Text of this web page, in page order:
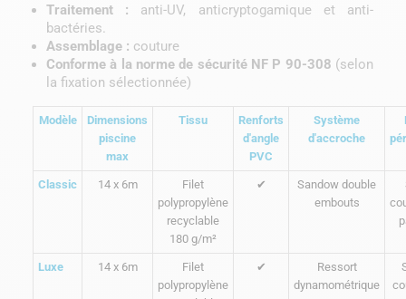
Traitement : anti-UV, anticryptogamique et anti-
bactéries.
Assemblage : couture
Conforme à la norme de sécurité NF P 90-308 (selon
la fixation sélectionnée)
Modèle
Dimensions
piscine
max
Tissu
Renforts
d'angle
PVC
Système
d'accroche
Classic 14 x 6m
Filet
polypropylène
recyclable
180 g/m²
✔
Sandow double
embouts
Luxe 14 x 6m
Filet
polypropylène
✔
Ressort
dynamométrique